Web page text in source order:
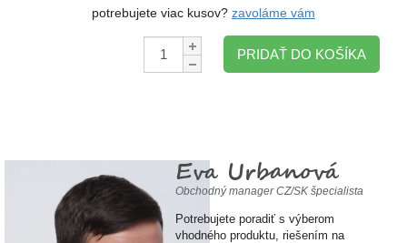
potrebujete viac kusov? zavoláme vám
Množstvo:
PRIDAŤ DO KOŠÍKA
Eva Urbanová
Obchodný manager CZ/SK špecialista
Potrebujete poradiť s výberom
vhodného produktu, riešením na